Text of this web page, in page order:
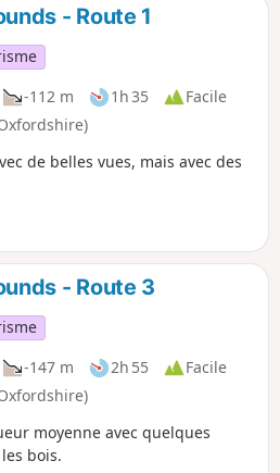
- Route 1
-112 m 1h 35
Facile
de belles vues, mais avec des
- Route 3
-147 m 2h 55
Facile
moyenne avec quelques
bois.